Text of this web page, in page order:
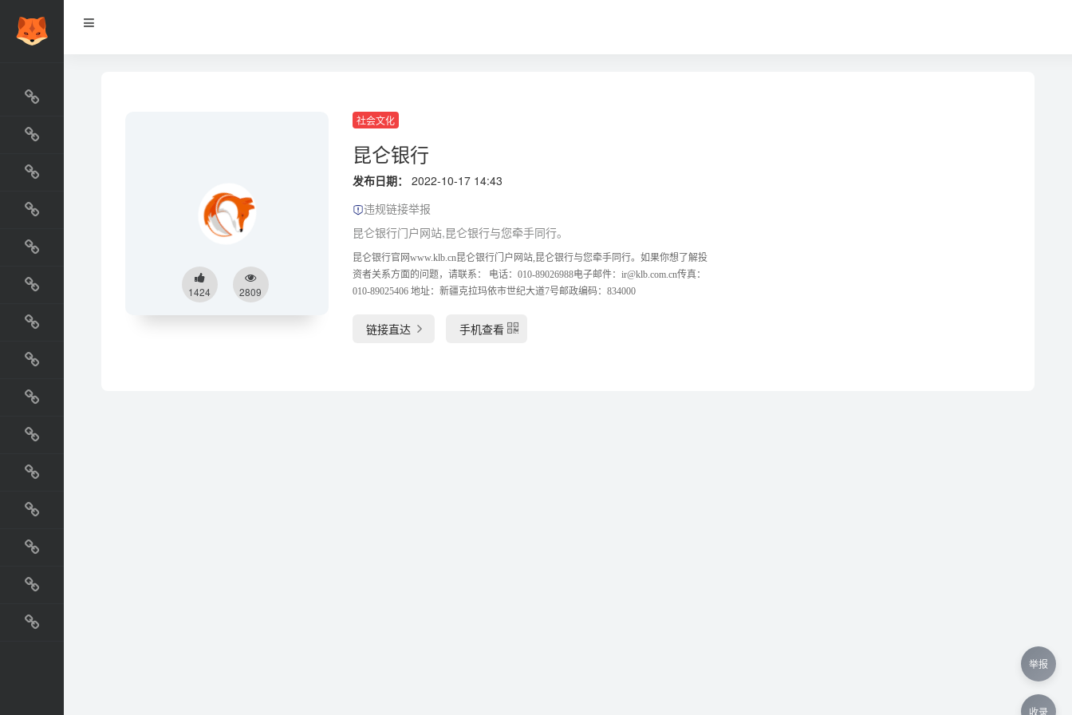
最新收录
网站资源榜
交流排行榜
金融排行榜
阅读排行榜
工具排行榜
设计排行榜
国外网站
生活
直播
动漫
电影
教程
纪录片
1424 2809
社会文化
昆仑银行
发布日期：
2022-10-17 14:43
违规链接举报
昆仑银行门户网站,昆仑银行与您牵手同行。
昆仑银行官网www.klb.cn昆仑银行门户网站,昆仑银行与您牵手同行。如果你想了解投
资者关系方面的问题，请联系： 电话：010-89026988电子邮件：ir@klb.com.cn传真：
010-89025406 地址：新疆克拉玛依市世纪大道7号邮政编码：834000
链接直达 手机查看
举报
收录